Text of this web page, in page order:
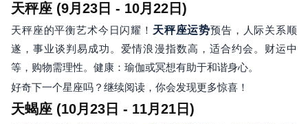
天秤座 (9月23日 - 10月22日)
天秤座的平衡艺术今日闪耀！ 天秤座运势预告，人际关系顺
遂，事业谈判易成功。爱情浪漫指数高，适合约会。财运中
等，购物需理性。健康：瑜伽或冥想有助于和谐身心。
好奇下一个星座吗？继续阅读，你会发现更多惊喜！
天蝎座 (10月23日 - 11月21日)